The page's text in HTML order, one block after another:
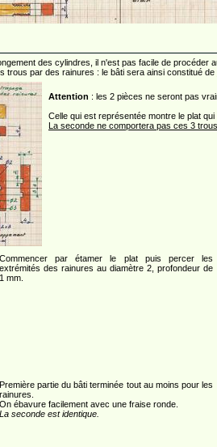
des cylindres, il n'est pas facile de procéder
trous par des rainures : le bâti sera ainsi constitué de
Attention : les 2 pièces ne seront pas
Celle qui est représentée montre le plat
La seconde ne comportera pas ces 3 trous
Commencer par étamer le plat puis percer les
extrémités des rainures au diamètre 2, profondeur de
1 mm.
Première partie du bâti terminée tout au moins pour les
rainures.
On ébavure facilement avec une fraise ronde.
La seconde est identique.